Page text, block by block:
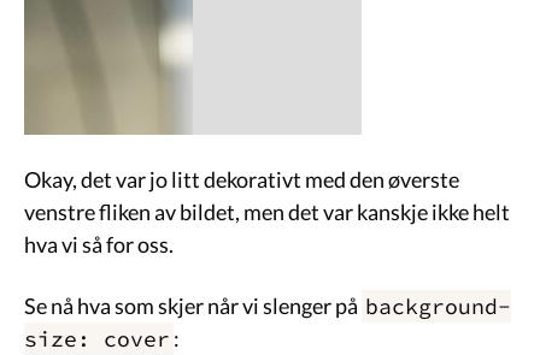
Okay, det var jo litt dekorativt med den øverste
venstre fliken av bildet, men det var kanskje ikke helt
hva vi så for oss.
Se nå hva som skjer når vi slenger på background-
size: cover :